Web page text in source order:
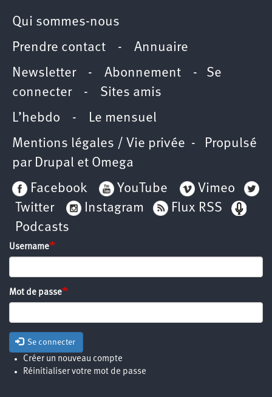
Qui sommes-nous
Prendre contact - Annuaire
Newsletter - Abonnement - Se
connecter- Sites amis
L’hebdo - Le mensuel
Mentions légales / Vie privée - Propulsé
par Drupal et Omega
Facebook
YouTube
Vimeo
Twitter
Instagram
Flux RSS
Podcasts
Username
Mot de passe
Se connecter
Créer un nouveau compte
Réinitialiser votre mot de passe